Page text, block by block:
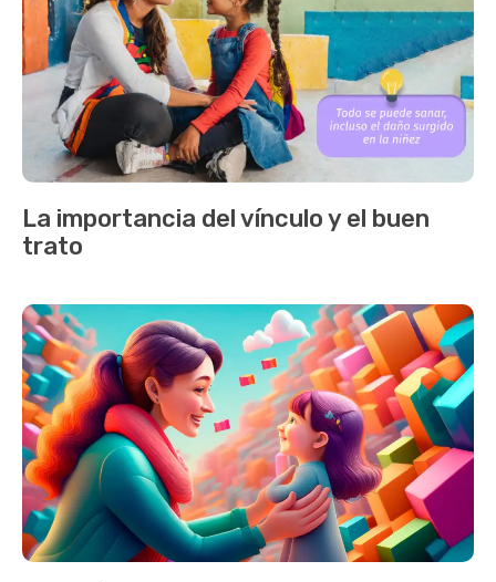
La importancia del vínculo y el buen
trato